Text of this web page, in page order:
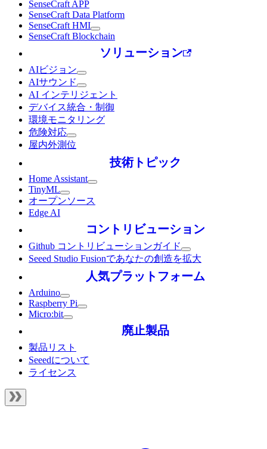
SenseCraft APP
SenseCraft Data Platform
SenseCraft HMI
SenseCraft Blockchain
ソリューション
AIビジョン
AIサウンド
AI インテリジェント
デバイス統合・制御
環境モニタリング
危険対応
屋内外測位
技術トピック
Home Assistant
TinyML
オープンソース
Edge AI
コントリビューション
Github コントリビューションガイド
Seeed Studio Fusionであなたの創造を拡大
人気プラットフォーム
Arduino
Raspberry Pi
Micro:bit
廃止製品
製品リスト
Seeedについて
ライセンス